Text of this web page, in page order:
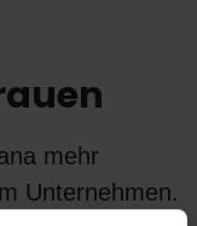
mehr
Unternehmen.